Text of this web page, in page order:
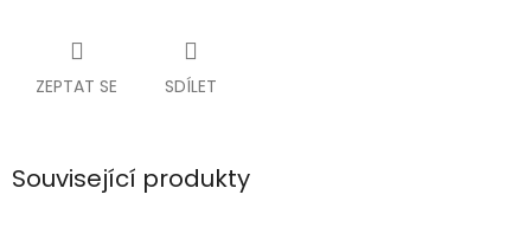
ZEPTAT SE SDÍLET
Související produkty